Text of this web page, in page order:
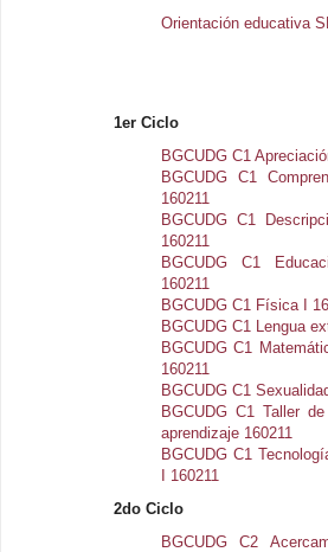
Orientación educativa
1er Ciclo
BGCUDG C1
BGCUDG C1
160211
BGCUDG C1
160211
BGCUDG C1
160211
BGCUDG C1 Física I
BGCUDG C1 Lengua
BGCUDG C1
160211
BGCUDG C1
BGCUDG C1 Taller
aprendizaje 160211
BGCUDG C1
I 160211
2do Ciclo
BGCUDG C2